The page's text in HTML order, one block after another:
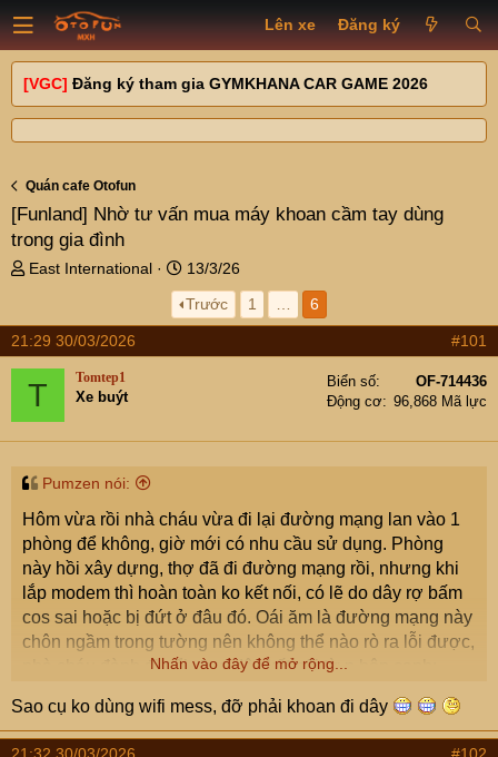
Lên xe Đăng ký
[VGC] Đăng ký tham gia GYMKHANA CAR GAME 2026
Quán cafe Otofun
[Funland] Nhờ tư vấn mua máy khoan cầm tay dùng
trong gia đình
T
e
a
d
t
r
East International
N
g
à
y
13/3/26
Trước
1 6
21:29 30/03/2026 #101
T Tomtep1
Xe buýt
Biển số
OF-714436
Động cơ
96,868 Mã lực
Pumzen nói:
Hôm vừa rồi nhà cháu vừa đi lại đường mạng lan vào 1
phòng để không, giờ mới có nhu cầu sử dụng. Phòng
này hồi xây dựng, thợ đã đi đường mạng rồi, nhưng khi
lắp modem thì hoàn toàn ko kết nối, có lẽ do dây rợ bấm
cos sai hoặc bị đứt ở đâu đó. Oái ăm là đường mạng này
chôn ngầm trong tường nên không thể nào rò ra lỗi được,
nhà cháu đành đi nổi, đưa dây kết nối từ p bên cạnh:
Nhấn vào đây để mở rộng...
Sao cụ ko dùng wifi mess, đỡ phải khoan đi dây